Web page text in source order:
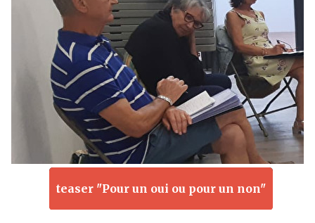
teaser "Pour un oui ou pour un non"